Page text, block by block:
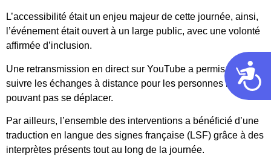
L’accessibilité était un enjeu majeur de cette journée, ainsi,
l’événement était ouvert à un large public, avec une volonté
affirmée d’inclusion.
Une retransmission en direct sur YouTube a permis de
suivre les échanges à distance pour les personnes ne
pouvant pas se déplacer.
Par ailleurs, l’ensemble des interventions a bénéficié d’une
traduction en langue des signes française (LSF) grâce à des
interprètes présents tout au long de la journée.